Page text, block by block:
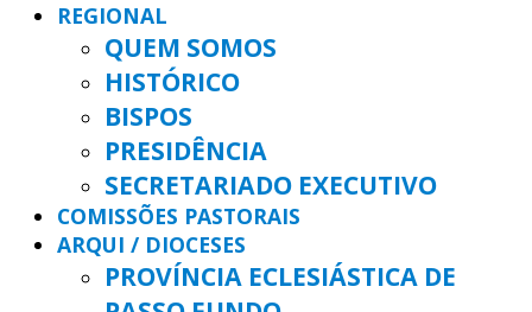
REGIONAL
QUEM SOMOS
HISTÓRICO
BISPOS
PRESIDÊNCIA
SECRETARIADO EXECUTIVO
COMISSÕES PASTORAIS
ARQUI / DIOCESES
PROVÍNCIA ECLESIÁSTICA DE